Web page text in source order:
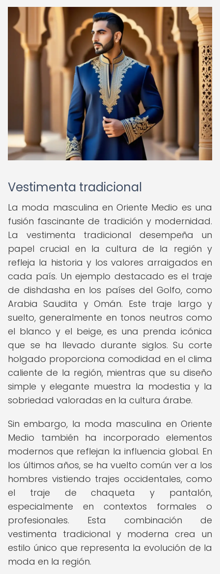
Vestimenta tradicional
La moda masculina en Oriente Medio es una
fusión fascinante de tradición y modernidad.
La vestimenta tradicional desempeña un
papel crucial en la cultura de la región y
refleja la historia y los valores arraigados en
cada país. Un ejemplo destacado es el traje
de dishdasha en los países del Golfo, como
Arabia Saudita y Omán. Este traje largo y
suelto, generalmente en tonos neutros como
el blanco y el beige, es una prenda icónica
que se ha llevado durante siglos. Su corte
holgado proporciona comodidad en el clima
caliente de la región, mientras que su diseño
simple y elegante muestra la modestia y la
sobriedad valoradas en la cultura árabe.
Sin embargo, la moda masculina en Oriente
Medio también ha incorporado elementos
modernos que reflejan la influencia global. En
los últimos años, se ha vuelto común ver a los
hombres vistiendo trajes occidentales, como
el traje de chaqueta y pantalón,
especialmente en contextos formales o
profesionales. Esta combinación de
vestimenta tradicional y moderna crea un
estilo único que representa la evolución de la
moda en la región.